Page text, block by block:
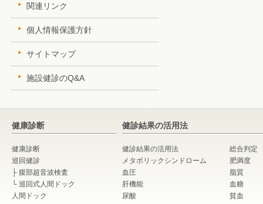
関連リンク
個人情報保護方針
サイトマップ
施設健診のQ&A
健康診断
健康診断
巡回健診
├ 腹部超音波検査
└ 巡回式人間ドック
人間ドック
健診結果の活用法
健診結果の活用法
総合判定
メタボリックシンドローム
肥満度
血圧
脂質
肝機能
血糖
尿酸
貧血